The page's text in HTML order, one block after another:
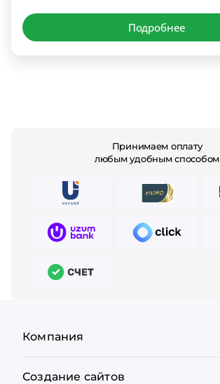
Подробнее
Принимаем оплату
любым удобным способом
Компания
Создание сайтов